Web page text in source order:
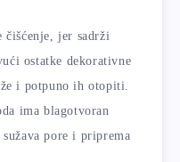
čišćenje, jer sadrži
ostatke dekorativne
i potpuno ih otopiti.
ima blagotvoran
pore i priprema